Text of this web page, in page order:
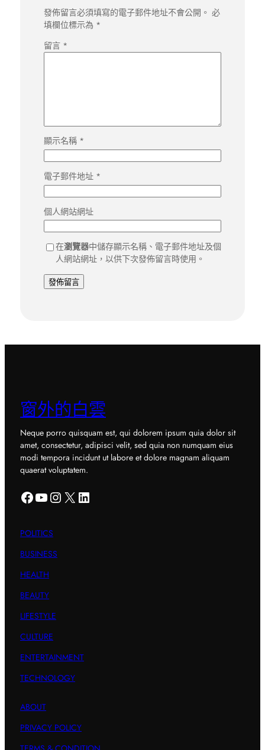
發佈留言必須填寫的電子郵件地址不會公開。 必
填欄位標示為 *
留言 *
顯示名稱 *
電子郵件地址 *
個人網站網址
在瀏覽器中儲存顯示名稱、電子郵件地址及個
人網站網址，以供下次發佈留言時使用。
窗外的白雲
Neque porro quisquam est, qui dolorem ipsum quia dolor sit
amet, consectetur, adipisci velit, sed quia non numquam eius
modi tempora incidunt ut labore et dolore magnam aliquam
quaerat voluptatem.
Facebook YouTube Instagram X LinkedIn
POLITICS
BUSINESS
HEALTH
BEAUTY
LIFESTYLE
CULTURE
ENTERTAINMENT
TECHNOLOGY
ABOUT
PRIVACY POLICY